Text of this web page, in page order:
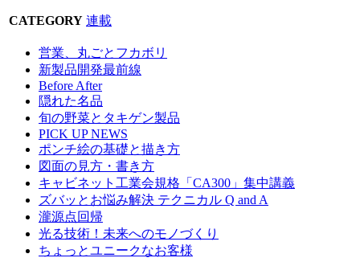
CATEGORY 連載
営業、丸ごとフカボリ
新製品開発最前線
Before After
隠れた名品
旬の野菜とタキゲン製品
PICK UP NEWS
ポンチ絵の基礎と描き方
図面の見方・書き方
キャビネット工業会規格「CA300」集中講義
ズバッとお悩み解決 テクニカル Q and A
瀧源点回帰
光る技術！未来へのモノづくり
ちょっとユニークなお客様